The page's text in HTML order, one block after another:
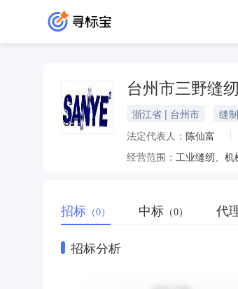
台州市三野缝
浙江省 | 台州市 缝
法定代表人： 陈仙富
经营范围： 工业缝纫、机
招标 （0） 中标 （0） 代
招标分析